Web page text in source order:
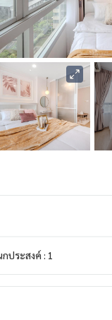
ประสงค์ : 1